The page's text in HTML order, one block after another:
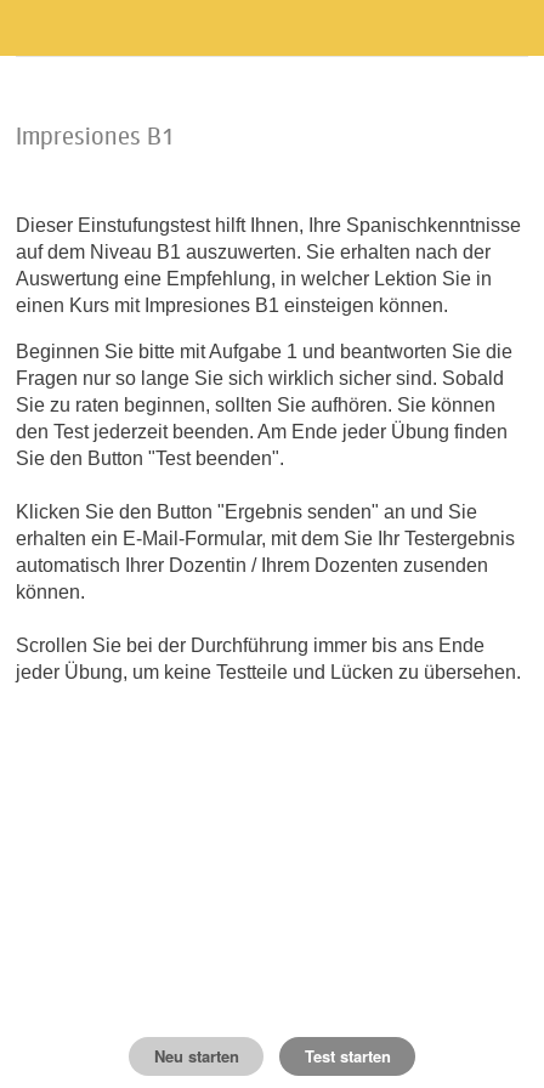
Impresiones B1
Dieser Einstufungstest hilft Ihnen, Ihre Spanischkenntnisse
auf dem Niveau B1 auszuwerten. Sie erhalten nach der
Auswertung eine Empfehlung, in welcher Lektion Sie in
einen Kurs mit Impresiones B1 einsteigen können.
Beginnen Sie bitte mit Aufgabe 1 und beantworten Sie die
Fragen nur so lange Sie sich wirklich sicher sind. Sobald
Sie zu raten beginnen, sollten Sie aufhören. Sie können
den Test jederzeit beenden. Am Ende jeder Übung finden
Sie den Button "Test beenden".
Klicken Sie den Button "Ergebnis senden" an und Sie
erhalten ein E-Mail-Formular, mit dem Sie Ihr Testergebnis
automatisch Ihrer Dozentin / Ihrem Dozenten zusenden
können.
Scrollen Sie bei der Durchführung immer bis ans Ende
jeder Übung, um keine Testteile und Lücken zu übersehen.
Neu starten Test starten